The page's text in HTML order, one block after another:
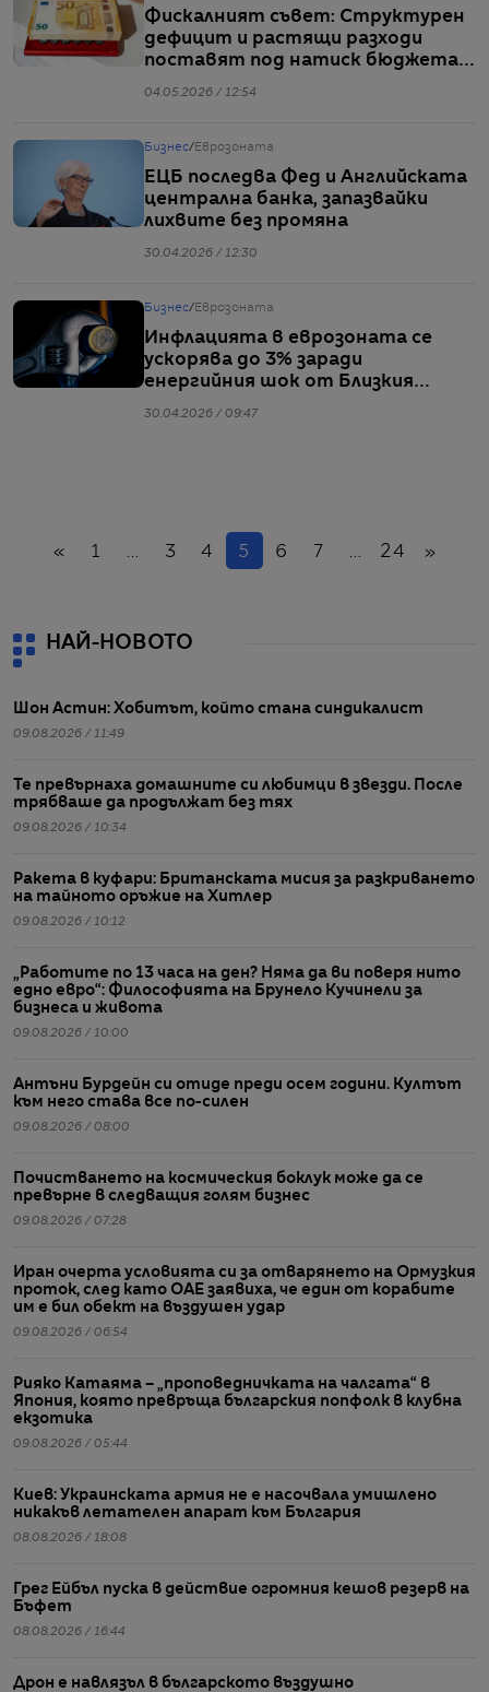
Фискалният съвет: Структурен
дефицит и растящи разходи
поставят под натиск бюджета
04.05.2026 / 12:54
Бизнес/ Еврозоната
ЕЦБ последва Фед и Английската
централна банка, запазвайки
лихвите без промяна
30.04.2026 / 12:30
Бизнес/ Еврозоната
Инфлацията в еврозоната се
ускорява до 3% заради
енергийния шок от Близкия
30.04.2026 / 09:47
«Назад
1 ... 3 4 5 (настоящ)
6 7 ... 24 »
НАЙ-НОВОТО
Шон Астин: Хобитът, който стана синдикалист
09.08.2026 / 11:49
Те превърнаха домашните си любимци в звезди. После
трябваше да продължат без тях
09.08.2026 / 10:34
Ракета в куфари: Британската мисия за разкриването
на тайното оръжие на Хитлер
09.08.2026 / 10:12
„Работите по 13 часа на ден? Няма да ви поверя нито
едно евро“: Философията на Брунело Кучинели за
бизнеса и живота
09.08.2026 / 10:00
Антъни Бурдейн си отиде преди осем години. Култът
към него става все по-силен
09.08.2026 / 08:00
Почистването на космическия боклук може да се
превърне в следващия голям бизнес
09.08.2026 / 07:28
Иран очерта условията си за отварянето на Ормузкия
проток, след като ОАЕ заявиха, че един от корабите
им е бил обект на въздушен удар
09.08.2026 / 06:54
Рияко Катаяма – „проповедничката на чалгата“ в
Япония, която превръща българския попфолк в клубна
екзотика
09.08.2026 / 05:44
Киев: Украинската армия не е насочвала умишлено
никакъв летателен апарат към България
08.08.2026 / 18:08
Грег Ейбъл пуска в действие огромния кешов резерв на
Бъфет
08.08.2026 / 16:44
Дрон е навлязъл в българското въздушно